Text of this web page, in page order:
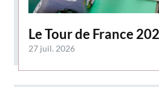
Le Tour de France
27 juil. 2026